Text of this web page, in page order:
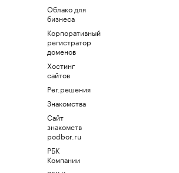
Облако для
бизнеса
Корпоративный
регистратор
доменов
Хостинг
сайтов
Рег.решения
Знакомства
Сайт
знакомств
podbor.ru
РБК
Компании